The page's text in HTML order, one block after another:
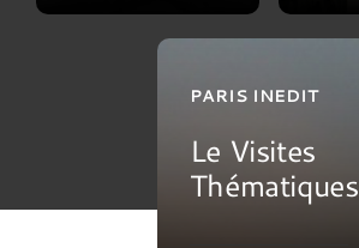
PARIS INEDIT
Le Visites
Thématiques